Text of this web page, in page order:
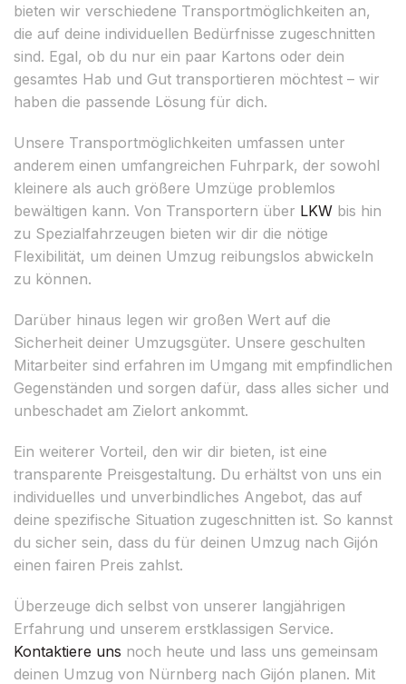
bieten wir verschiedene Transportmöglichkeiten an,
die auf deine individuellen Bedürfnisse zugeschnitten
sind. Egal, ob du nur ein paar Kartons oder dein
gesamtes Hab und Gut transportieren möchtest – wir
haben die passende Lösung für dich.
Unsere Transportmöglichkeiten umfassen unter
anderem einen umfangreichen Fuhrpark, der sowohl
kleinere als auch größere Umzüge problemlos
bewältigen kann. Von Transportern über LKW bis hin
zu Spezialfahrzeugen bieten wir dir die nötige
Flexibilität, um deinen Umzug reibungslos abwickeln
zu können.
Darüber hinaus legen wir großen Wert auf die
Sicherheit deiner Umzugsgüter. Unsere geschulten
Mitarbeiter sind erfahren im Umgang mit empfindlichen
Gegenständen und sorgen dafür, dass alles sicher und
unbeschadet am Zielort ankommt.
Ein weiterer Vorteil, den wir dir bieten, ist eine
transparente Preisgestaltung. Du erhältst von uns ein
individuelles und unverbindliches Angebot, das auf
deine spezifische Situation zugeschnitten ist. So kannst
du sicher sein, dass du für deinen Umzug nach Gijón
einen fairen Preis zahlst.
Überzeuge dich selbst von unserer langjährigen
Erfahrung und unserem erstklassigen Service.
Kontaktiere uns noch heute und lass uns gemeinsam
deinen Umzug von Nürnberg nach Gijón planen. Mit